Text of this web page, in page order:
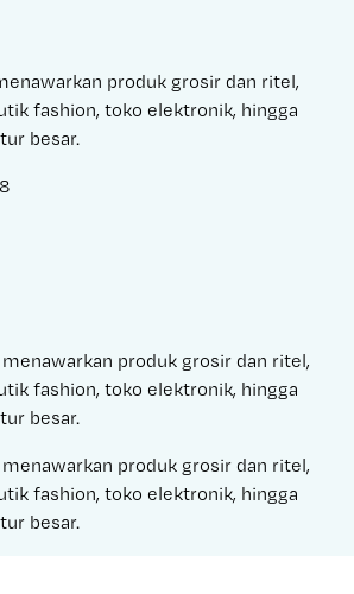
produk grosir dan ritel,
fashion, toko elektronik, hingga
besar.
menawarkan produk grosir dan ritel,
fashion, toko elektronik, hingga
besar.
menawarkan produk grosir dan ritel,
fashion, toko elektronik, hingga
besar.